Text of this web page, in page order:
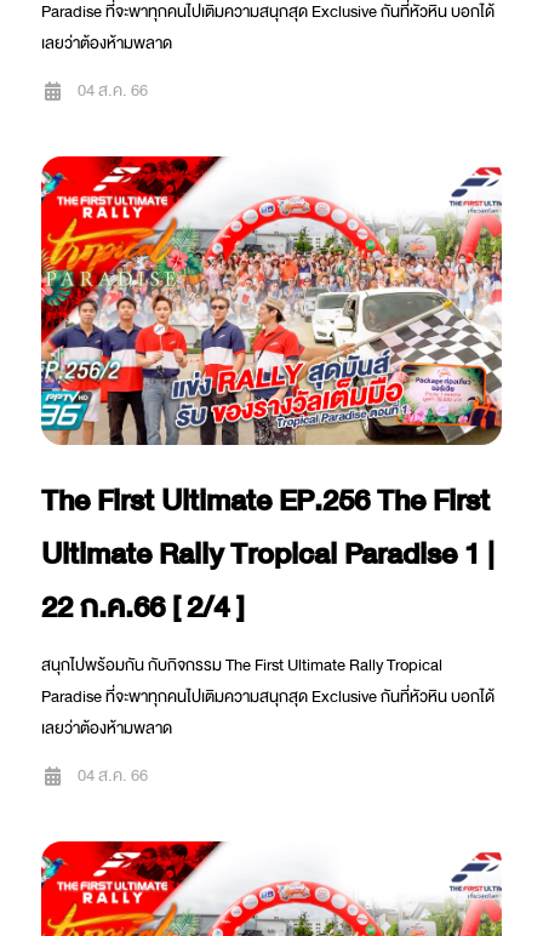
Paradise ที่จะพาทุกคนไปเติมความสนุกสุด Exclusive กันที่หัวหิน บอกได้
เลยว่าต้องห้ามพลาด
04 ส.ค. 66
The First Ultimate EP.256 The First
Ultimate Rally Tropical Paradise 1 |
22 ก.ค.66 [ 2/4 ]
สนุกไปพร้อมกัน กับกิจกรรม The First Ultimate Rally Tropical
Paradise ที่จะพาทุกคนไปเติมความสนุกสุด Exclusive กันที่หัวหิน บอกได้
เลยว่าต้องห้ามพลาด
04 ส.ค. 66